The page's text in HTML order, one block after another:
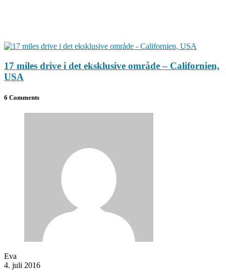
17 miles drive i det eksklusive område – Californien,
USA
6 Comments
Eva
4. juli 2016